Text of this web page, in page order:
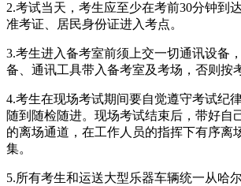
2.考试当天，考生应至少在考前30分钟到
准考证、居民身份证进入考点。
3.考生进入备考室前须上交一切通讯设备
备、通讯工具带入备考室及考场，否则按
4.考生在现场考试期间要自觉遵守考试纪
随到随检随进。现场考试结束后，带好自
的离场通道，在工作人员的指挥下有序离
集。
5.所有考生和运送大型乐器车辆统一从哈